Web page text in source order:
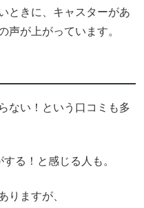
ときに、キャスターがあ
声が上がっています。
ない！という口コミも多
る！と感じる人も。
りますが、